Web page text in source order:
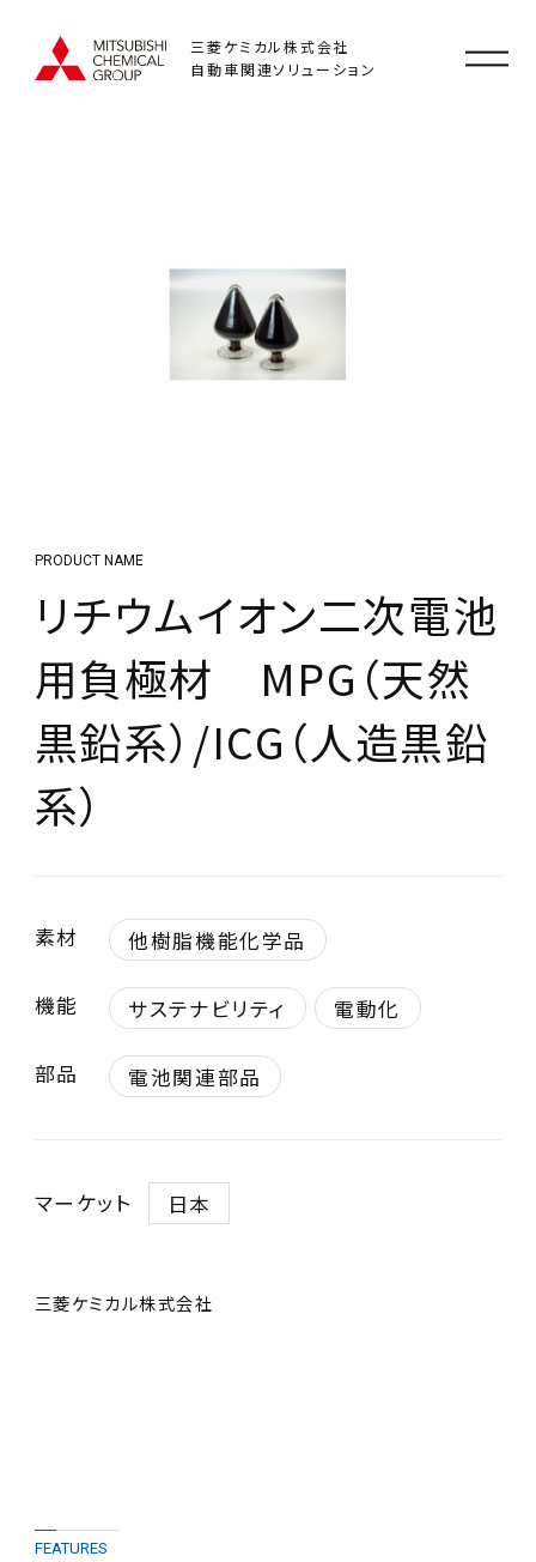
三菱ケミカル株式会社
自動車関連ソリューション
PRODUCT NAME
リチウムイオン二次電池
用負極材 MPG（天然
黒鉛系）/ICG（人造黒鉛
系）
素材 他樹脂機能化学品
機能 サステナビリティ 電動化
部品 電池関連部品
マーケット 日本
三菱ケミカル株式会社
FEATURES